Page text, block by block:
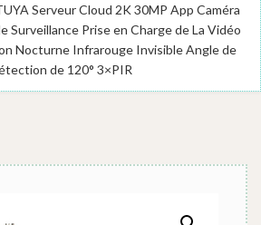
Serveur Cloud 2K 30MP App Caméra
Surveillance Prise en Charge de La Vidéo
Nocturne Infrarouge Invisible Angle de
de 120° 3×PIR